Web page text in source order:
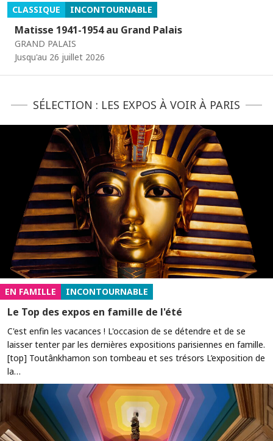
CLASSIQUE INCONTOURNABLE
Matisse 1941-1954 au Grand Palais
GRAND PALAIS
Jusqu'au 26 juillet 2026
SÉLECTION : LES EXPOS À VOIR À PARIS
EN FAMILLE INCONTOURNABLE
Le Top des expos en famille de l'été
C'est enfin les vacances ! L'occasion de se détendre et de se
laisser tenter par les dernières expositions parisiennes en famille.
[top] Toutânkhamon son tombeau et ses trésors L’exposition de
la…